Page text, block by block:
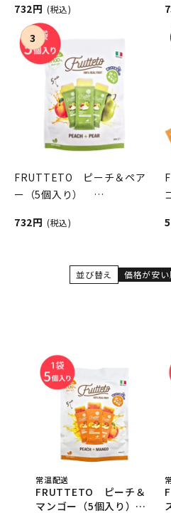
ト）
732円 (税込)
FRUTTETO ピーチ＆ペア
ー（5個入り）
ト）
732円 (税込)
並び替え 価格が安
常温配送
FRUTTETO ピーチ＆
マンゴー（5個入り）